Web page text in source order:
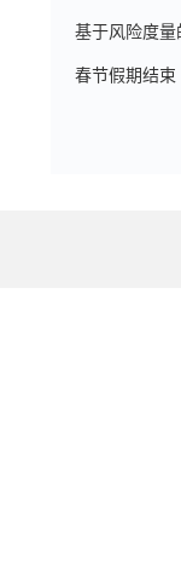
基于风险度
春节假期结